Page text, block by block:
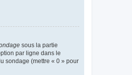
sous la partie
par ligne dans le
sondage (mettre « 0 » pour